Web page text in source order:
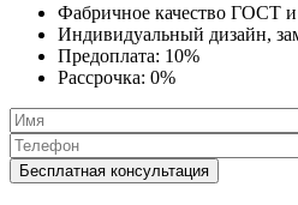
Фабричное качество ГОСТ и
Индивидуальный дизайн,
Предоплата: 10%
Рассрочка: 0%